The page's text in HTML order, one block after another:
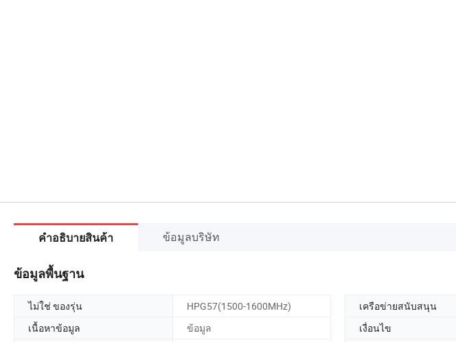
คำอธิบายสินค้า ข้อมูลบริษัท
ข้อมูลพื้นฐาน
ไม่ใช่ ของรุ่น HPG57(1500-1600MHz) เครือข่ายสนับสนุน
เนื้อหาข้อมูล
ข้อมูล เงื่อนไข